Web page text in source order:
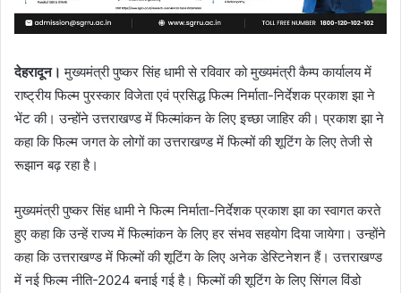
देहरादून। मुख्यमंत्री पुष्कर सिंह धामी से रविवार को मुख्यमंत्री कैम्प कार्यालय में
राष्ट्रीय फिल्म पुरस्कार विजेता एवं प्रसिद्ध फिल्म निर्माता-निर्देशक प्रकाश झा ने
भेंट की। उन्होंने उत्तराखण्ड में फिल्मांकन के लिए इच्छा जाहिर की। प्रकाश झा ने
कहा कि फिल्म जगत के लोगों का उत्तराखण्ड में फिल्मों की शूटिंग के लिए तेजी से
रूझान बढ़ रहा है।
मुख्यमंत्री पुष्कर सिंह धामी ने फिल्म निर्माता-निर्देशक प्रकाश झा का स्वागत करते
हुए कहा कि उन्हें राज्य में फिल्मांकन के लिए हर संभव सहयोग दिया जायेगा। उन्होंने
कहा कि उत्तराखण्ड में फिल्मों की शूटिंग के लिए अनेक डेस्टिनेशन हैं। उत्तराखण्ड
में नई फिल्म नीति-2024 बनाई गई है। फिल्मों की शूटिंग के लिए सिंगल विंडो